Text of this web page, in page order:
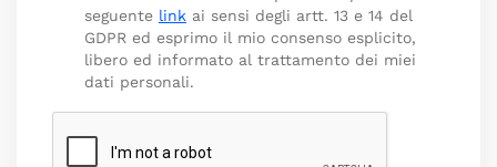
seguente link ai sensi degli artt. 13 e 14 del
GDPR ed esprimo il mio consenso esplicito,
libero ed informato al trattamento dei miei
dati personali.